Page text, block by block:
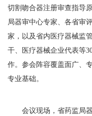
切割吻合器注册审查指导
局器审中心专家、各省审
家，以及省内医疗器械监
干、医疗器械企业代表等
作。参会阵容覆盖面广、
专业基础。
会议现场，省药监局器